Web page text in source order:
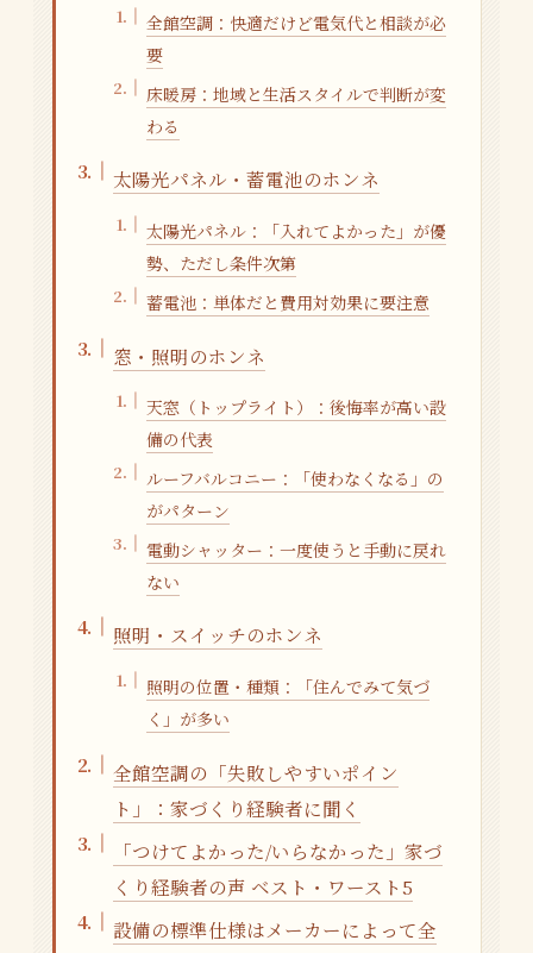
全館空調：快適だけど電気代と相談が必
要
床暖房：地域と生活スタイルで判断が変
わる
太陽光パネル・蓄電池のホンネ
太陽光パネル：「入れてよかった」が優
勢、ただし条件次第
蓄電池：単体だと費用対効果に要注意
窓・照明のホンネ
天窓（トップライト）：後悔率が高い設
備の代表
ルーフバルコニー：「使わなくなる」の
がパターン
電動シャッター：一度使うと手動に戻れ
ない
照明・スイッチのホンネ
照明の位置・種類：「住んでみて気づ
く」が多い
全館空調の「失敗しやすいポイン
ト」：家づくり経験者に聞く
「つけてよかった/いらなかった」家づ
くり経験者の声 ベスト・ワースト5
設備の標準仕様はメーカーによって全